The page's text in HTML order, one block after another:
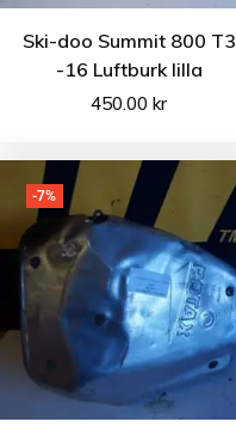
Ski-doo Summit 800 T3
-16 Luftburk lilla
450.00kr
-7%